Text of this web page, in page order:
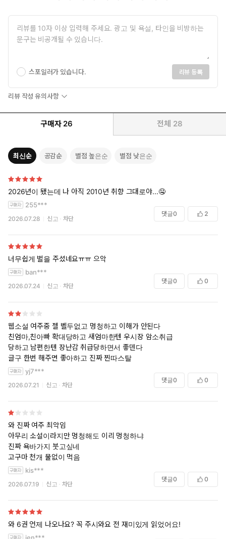
스포일러가 있습니다. 리뷰 등록
리뷰 작성 유의사항
구매자 26 전체 28
최신순 공감순 별점 높은순 별점 낮은순
2026년이 됐는데 나 아직 2010년 취향 그대로야...🤤
255***
2026.07.28 신고 차단
댓글0 2
너무쉽게 벌을 주셨네요ㅠㅠ 으악
ban***
2026.07.24 신고 차단
댓글0 0
웹소설 여주중 젤 벨두없고 멍청하고 이해가 안된다
친엄마,친아빠 확대당하고 새엄마한텐 우시장 암소취급
당하고 남편한텐 장난감 취급당하면서 좋덴다
글구 한번 해주면 좋아하고 진짜 찐따스탈
yj7***
2026.07.21 신고 차단
댓글0 0
와 진짜 여주 최악임
아무리 소설이라지만 멍청해도 이리 멍청하냐
진짜 욕바가지 붓고싶네
고구마 천개 물없이 먹음
kis***
2026.07.19 신고 차단
댓글0 0
와 6권 언제 나오나요? 꼭 주시와요 전 재미있게 읽었어요!